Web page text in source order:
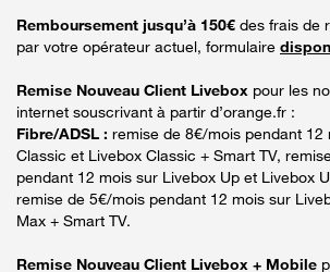
Remboursement jusqu’à 150€ des frais de
par votre opérateur actuel, formulaire
Remise Nouveau Client Livebox pour les
internet souscrivant à partir d’orange.fr :
Fibre/ADSL : remise de 8€/mois pendant 12
Classic et Livebox Classic + Smart TV,
pendant 12 mois sur Livebox Up et Livebox
remise de 5€/mois pendant 12 mois sur
Max + Smart TV.
Remise Nouveau Client Livebox + Mobile